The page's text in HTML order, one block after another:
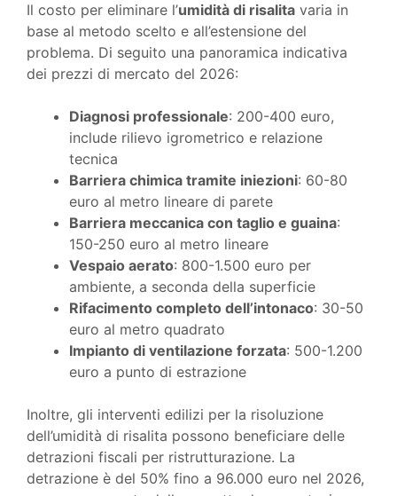
Il costo per eliminare l’umidità di risalita varia in
base al metodo scelto e all’estensione del
problema. Di seguito una panoramica indicativa
dei prezzi di mercato del 2026:
Diagnosi professionale: 200-400 euro,
include rilievo igrometrico e relazione
tecnica
Barriera chimica tramite iniezioni: 60-80
euro al metro lineare di parete
Barriera meccanica con taglio e guaina:
150-250 euro al metro lineare
Vespaio aerato: 800-1.500 euro per
ambiente, a seconda della superficie
Rifacimento completo dell’intonaco: 30-50
euro al metro quadrato
Impianto di ventilazione forzata: 500-1.200
euro a punto di estrazione
Inoltre, gli interventi edilizi per la risoluzione
dell’umidità di risalita possono beneficiare delle
detrazioni fiscali per ristrutturazione. La
detrazione è del 50% fino a 96.000 euro nel 2026,